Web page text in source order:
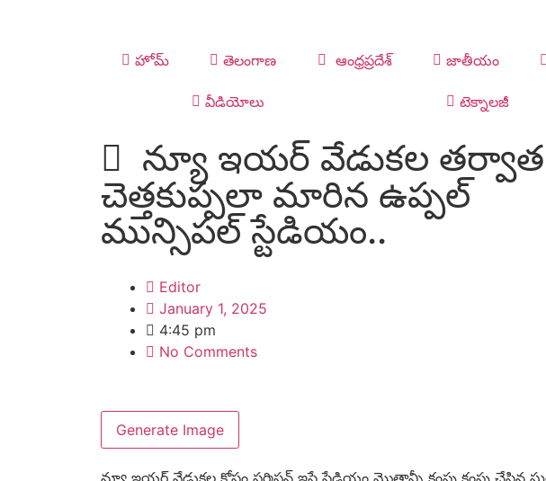
హోమ్ తెలంగాణ ఆంధ్రప్రదేశ్ జాతీయం
వీడియోలు టెక్నాలజీ
న్యూ ఇయర్ వేడుకల తర్వాత
చెత్తకుప్పలా మారిన ఉప్పల్
మున్సిపల్ స్టేడియం..
Editor
January 1, 2025
4:45 pm
No Comments
Generate Image
న్యూ ఇయర్ వేడుకల కోసం పర్మిషన్ ఇస్తే స్టేడియం మొత్తాన్నీ కంపు కంపు చేసిన